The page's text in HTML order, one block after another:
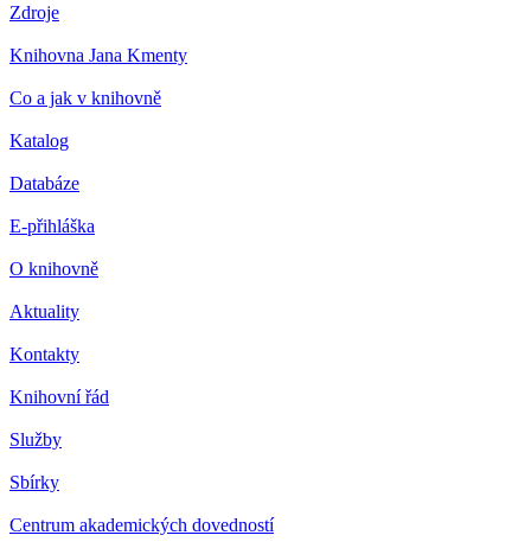
Zdroje
Knihovna Jana Kmenty
Co a jak v knihovně
Katalog
Databáze
E-přihláška
O knihovně
Aktuality
Kontakty
Knihovní řád
Služby
Sbírky
Centrum akademických dovedností